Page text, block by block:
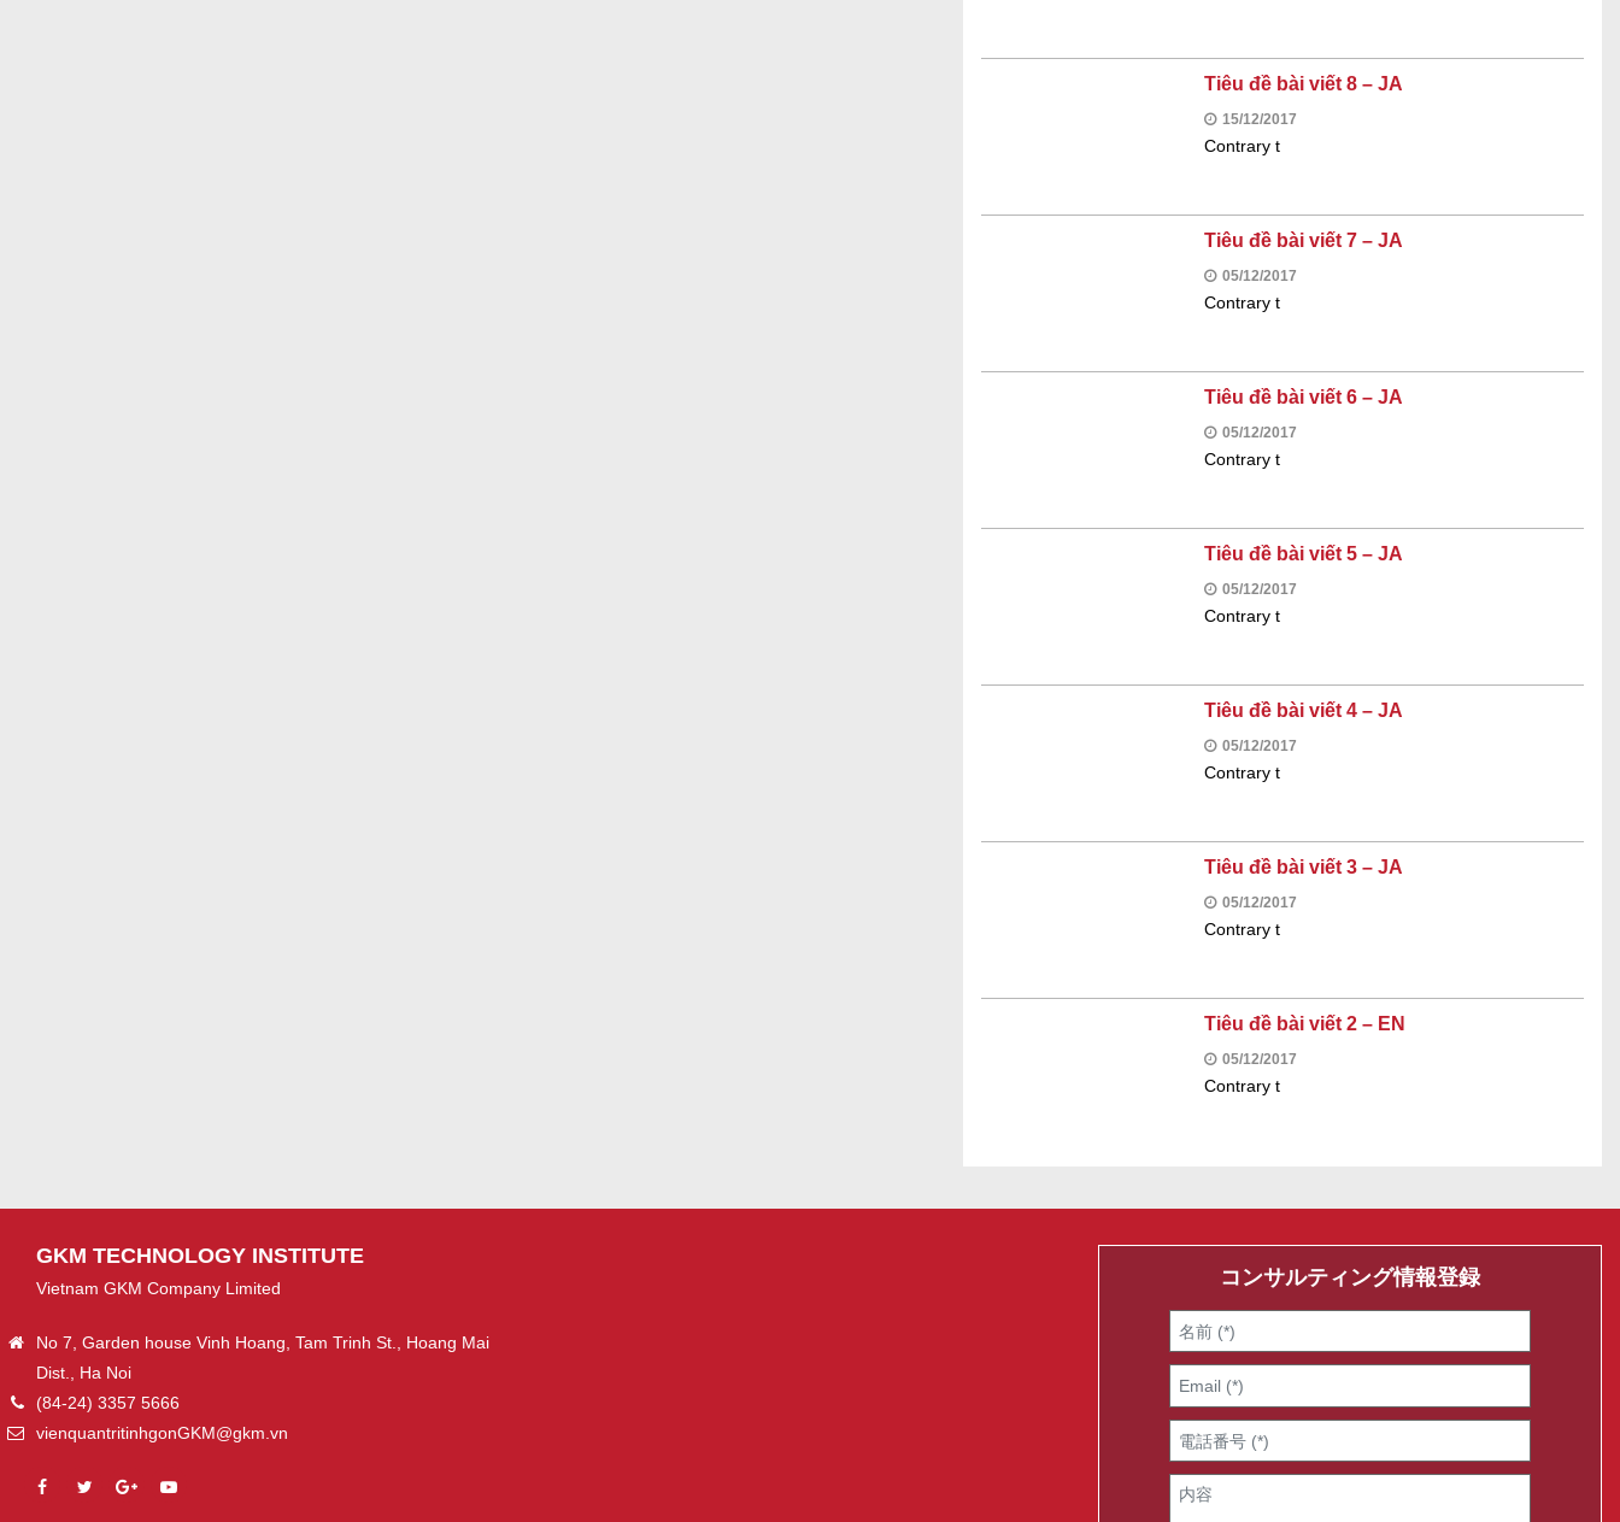
Tiêu đề bài viết 8 – JA
15/12/2017
Contrary t
Tiêu đề bài viết 7 – JA
05/12/2017
Contrary t
Tiêu đề bài viết 6 – JA
05/12/2017
Contrary t
Tiêu đề bài viết 5 – JA
05/12/2017
Contrary t
Tiêu đề bài viết 4 – JA
05/12/2017
Contrary t
Tiêu đề bài viết 3 – JA
05/12/2017
Contrary t
Tiêu đề bài viết 2 – EN
05/12/2017
Contrary t
コンサルティング情報登録
GKM TECHNOLOGY INSTITUTE
Vietnam GKM Company Limited
No 7, Garden house Vinh Hoang, Tam Trinh St., Hoang Mai
Dist., Ha Noi
(84-24) 3357 5666
vienquantritinhgonGKM@gkm.vn